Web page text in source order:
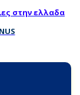
στην ελλαδα